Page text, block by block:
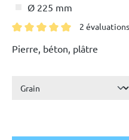
Ø 225 mm
2 évaluations
Pierre, béton, plâtre